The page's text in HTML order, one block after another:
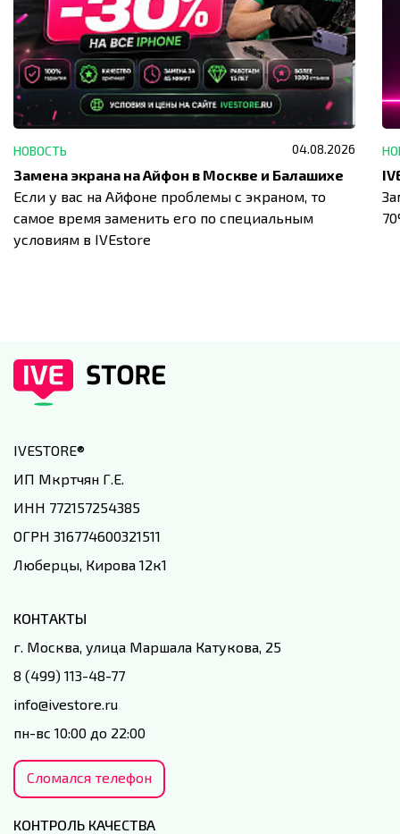
НОВОСТЬ 04.08.2026
Замена экрана на Айфон в Москве и Балашихе
Если у вас на Айфоне проблемы с экраном, то
самое время заменить его по специальным
условиям в IVEstore
IVESTORE®
ИП Мкртчян Г.Е.
ИНН 772157254385
ОГРН 316774600321511
Люберцы, Кирова 12к1
КОНТАКТЫ
г. Москва, улица Маршала Катукова, 25
8 (499) 113-48-77
info@ivestore.ru
пн-вс 10:00 до 22:00
Сломался телефон
КОНТРОЛЬ КАЧЕСТВА